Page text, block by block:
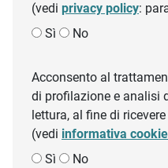
(vedi privacy policy:
Sì
No
Acconsento al
di profilazione e analisi
lettura, al fine di
(vedi informativa
Sì
No